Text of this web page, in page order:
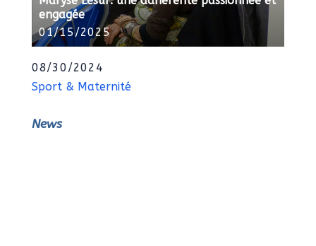
engagée
01/15/2025
08/30/2024
Sport & Maternité
News